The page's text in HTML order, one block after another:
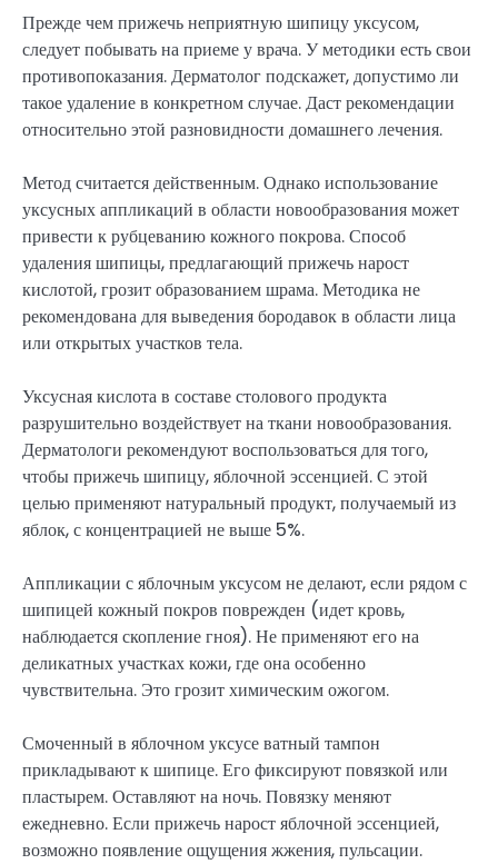
Прежде чем прижечь неприятную шипицу уксусом,
следует побывать на приеме у врача. У методики есть свои
противопоказания. Дерматолог подскажет, допустимо ли
такое удаление в конкретном случае. Даст рекомендации
относительно этой разновидности домашнего лечения.
Метод считается действенным. Однако использование
уксусных аппликаций в области новообразования может
привести к рубцеванию кожного покрова. Способ
удаления шипицы, предлагающий прижечь нарост
кислотой, грозит образованием шрама. Методика не
рекомендована для выведения бородавок в области лица
или открытых участков тела.
Уксусная кислота в составе столового продукта
разрушительно воздействует на ткани новообразования.
Дерматологи рекомендуют воспользоваться для того,
чтобы прижечь шипицу, яблочной эссенцией. С этой
целью применяют натуральный продукт, получаемый из
яблок, с концентрацией не выше 5%.
Аппликации с яблочным уксусом не делают, если рядом с
шипицей кожный покров поврежден (идет кровь,
наблюдается скопление гноя). Не применяют его на
деликатных участках кожи, где она особенно
чувствительна. Это грозит химическим ожогом.
Смоченный в яблочном уксусе ватный тампон
прикладывают к шипице. Его фиксируют повязкой или
пластырем. Оставляют на ночь. Повязку меняют
ежедневно. Если прижечь нарост яблочной эссенцией,
возможно появление ощущения жжения, пульсации.